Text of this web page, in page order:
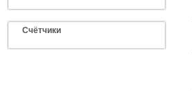
Счётчики